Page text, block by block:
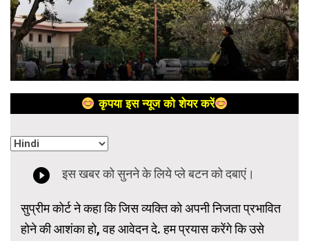
कृपया इस न्यूज को शेयर करें
सुप्रीम कोर्ट ने कहा कि जिस व्यक्ति को अपनी निजता प्रभावित
होने की आशंका हो, वह आवेदन दे. हम प्रयास करेंगे कि उसे